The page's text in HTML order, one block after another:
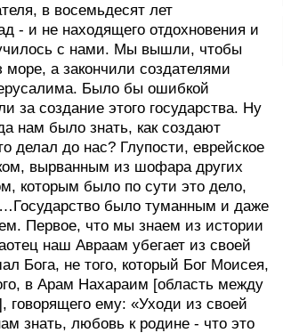
в восемьдесят лет
- и не находящего отдохновения и
с нами. Мы вышли, чтобы
море, а закончили создателями
Было бы ошибкой
за создание этого государства. Ну
нам было знать, как создают
делал до нас? Глупости, еврейское
вырванным из шофара других
которым было по сути это дело,
было туманным и даже
Первое, что мы знаем из истории
наш Авраам убегает из своей
Бога, не того, который Бог Моисея,
в Арам Нахараим [область между
говорящего ему: «Уходи из своей
знать, любовь к родине - что это